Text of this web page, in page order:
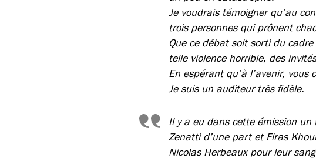
Je voudrais témoigner qu’au
trois personnes qui prônent
Que ce débat soit sorti du
telle violence horrible, des
En espérant qu’à l’avenir,
Je suis un auditeur très fidèle.
Il y a eu dans cette émission
Zenatti d’une part et Firas
Nicolas Herbeaux pour leur